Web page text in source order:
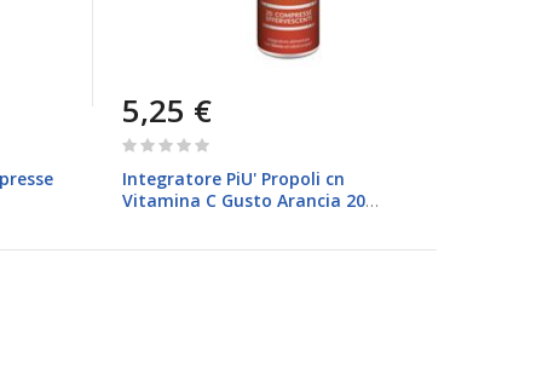
5,25 €
Rating:
Integratore PiU' Propoli cn
Vitamina C Gusto Arancia 20